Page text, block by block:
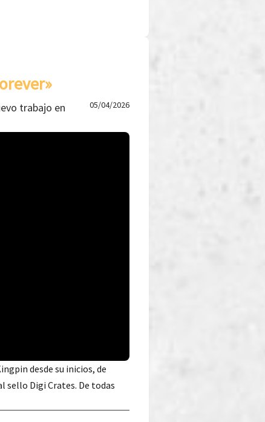
trabajo en
05/04/2026
desde su inicios, de
sello Digi Crates. De todas